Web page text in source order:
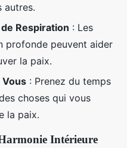
autres.
Respiration : Les
profonde peuvent aider
la paix.
Vous : Prenez du temps
choses qui vous
la paix.
Intérieure